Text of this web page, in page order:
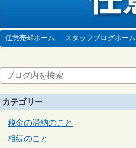
任意売却ホーム スタッフブログホーム
カテゴリー
税金の滞納のこと
相続のこと